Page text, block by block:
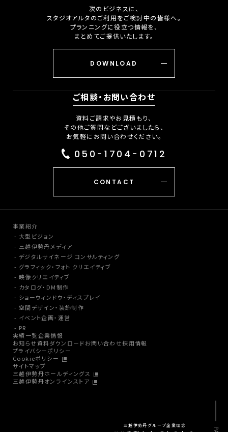
次のビジネスに、
スタジオアルタのご利用をご検討中の皆様へ。
プランニングに役立つ情報を、
まとめてご提供いたします。
DOWNLOAD
ご相談・お問い合わせ
資料ご請求やお見積もり、
その他ご質問などございましたら、
お気軽にお問い合わせください。
050-1704-0712
CONTACT
事業紹介
大型ビジョン
三越伊勢丹メディア
デジタルサイネージ コンサルティング
グラフィック・フォト クリエイティブ
映像クリエイティブ
カタログ・DM制作
ショーウィンドウ・ディスプレイ
空間デザイン・装飾制作
イベント企画・運営
PR
実績一覧企業情報
お知らせ 資料ダウンロードお問い合わせ採用情報
プライバシーポリシー
Cookieポリシー
サイトマップ
三越伊勢丹ホールディングス
三越伊勢丹オンラインストア
三越伊勢丹グループ企業理念